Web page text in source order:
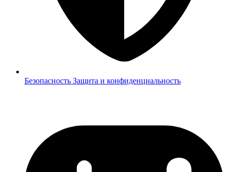
Безопасность Защита и конфиденциальность